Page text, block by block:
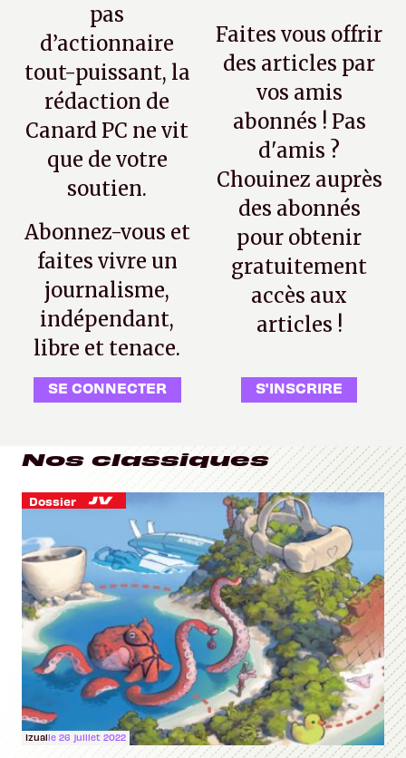
pas
d’actionnaire
tout-puissant, la
rédaction de
Canard PC ne vit
que de votre
soutien.
Abonnez-vous et
faites vivre un
journalisme,
indépendant,
libre et tenace.
SE CONNECTER
Faites vous offrir
des articles par
vos amis
abonnés ! Pas
d'amis ?
Chouinez auprès
des abonnés
pour obtenir
gratuitement
accès aux
articles !
S'INSCRIRE
Nos classiques
Dossier
Izualle 26 juillet 2022